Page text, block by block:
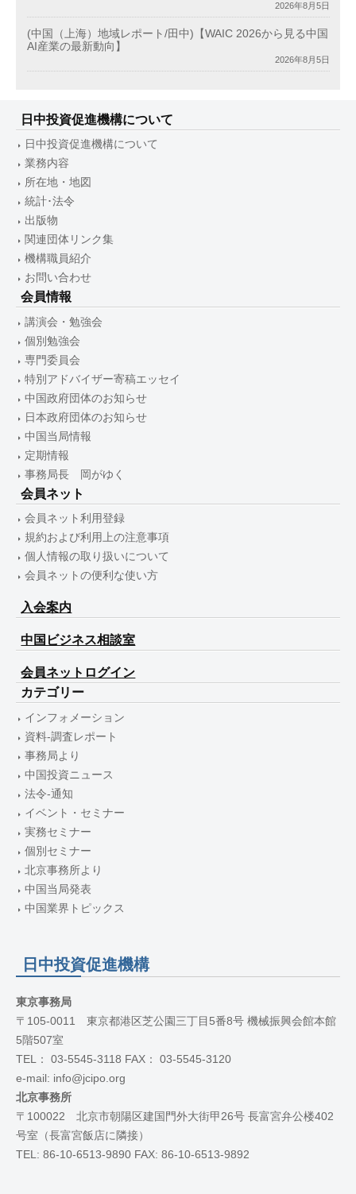
2026年8月5日
(中国（上海）地域レポート/田中)【WAIC 2026から見る中国
AI産業の最新動向】
2026年8月5日
日中投資促進機構について
日中投資促進機構について
業務内容
所在地・地図
統計･法令
出版物
関連団体リンク集
機構職員紹介
お問い合わせ
会員情報
講演会・勉強会
個別勉強会
専門委員会
特別アドバイザー寄稿エッセイ
中国政府団体のお知らせ
日本政府団体のお知らせ
中国当局情報
定期情報
事務局長 岡がゆく
会員ネット
会員ネット利用登録
規約および利用上の注意事項
個人情報の取り扱いについて
会員ネットの便利な使い方
入会案内
中国ビジネス相談室
会員ネットログイン
カテゴリー
インフォメーション
資料-調査レポート
事務局より
中国投資ニュース
法令-通知
イベント・セミナー
実務セミナー
個別セミナー
北京事務所より
中国当局発表
中国業界トピックス
日中投資促進機構
東京事務局
〒105-0011 東京都港区芝公園三丁目5番8号 機械振興会館本館
5階507室
TEL： 03-5545-3118 FAX： 03-5545-3120
e-mail: info@jcipo.org
北京事務所
〒100022 北京市朝陽区建国門外大街甲26号 長富宮弁公楼402
号室（長富宮飯店に隣接）
TEL: 86-10-6513-9890 FAX: 86-10-6513-9892